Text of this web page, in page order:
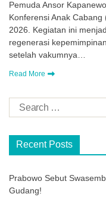
Pemuda Ansor
Konferensi Anak
2026. Kegiatan ini
regenerasi
setelah vakumnya…
Read More
Recent Posts
Prabowo Sebut
Gudang!